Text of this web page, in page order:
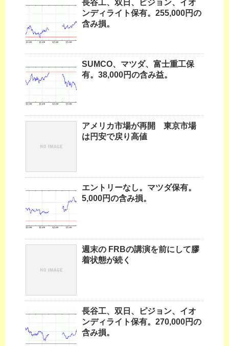
長谷工、双日、ピジョン、イオ
ンディライト保有。255,000円の
含み損。
SUMCO、マツダ、富士重工保
有。38,000円の含み益。
アメリカ市場が再開 東京市場
は円安で戻り高値
エントリーなし。マツダ保有。
5,000円の含み損。
週末の FRBの講演を前にして膠
着状態が続く
長谷工、双日、ピジョン、イオ
ンディライト保有。270,000円の
含み損。